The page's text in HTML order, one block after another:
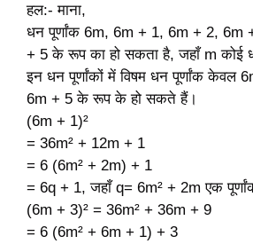
हल:- माना,
धन पूर्णांक 6m, 6m + 1, 6m + 2, 6m
+ 5 के रूप का हो सकता है, जहाँ m कोई
इन धन पूर्णांकों में विषम धन पूर्णांक केवल
6m + 5 के रूप के हो सकते हैं।
(6m + 1)²
= 36m² + 12m + 1
= 6 (6m² + 2m) + 1
= 6q + 1, जहाँ q= 6m² + 2m एक
(6m + 3)² = 36m² + 36m + 9
= 6 (6m² + 6m + 1) + 3